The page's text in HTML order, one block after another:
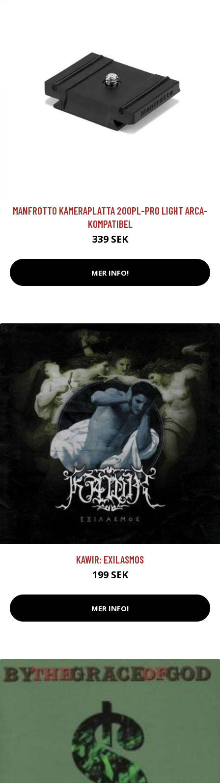
MANFROTTO KAMERAPLATTA 200PL-PRO LIGHT ARCA-
KOMPATIBEL
339 SEK
MER INFO!
KAWIR: EXILASMOS
199 SEK
MER INFO!